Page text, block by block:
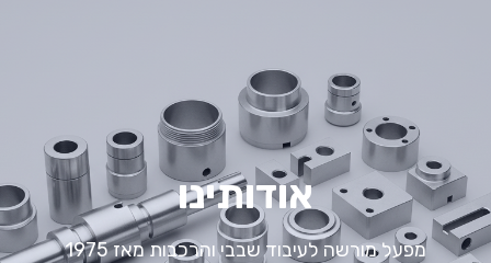
אודותינו
מפעל מורשה לעיבוד שבבי והרכבות מאז 1975